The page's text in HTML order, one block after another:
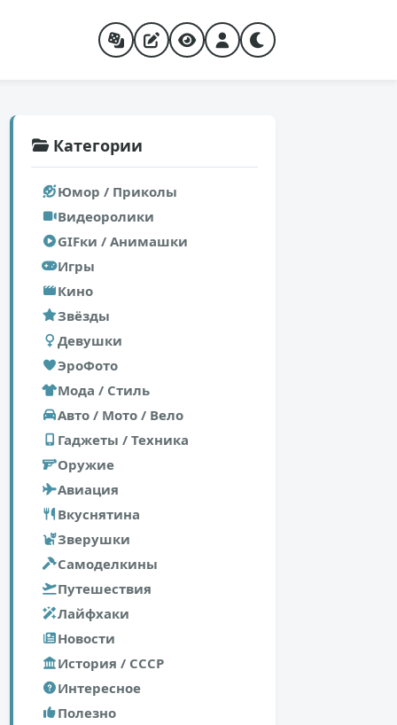
Категории
Юмор / Приколы
Видеоролики
GIFки / Анимашки
Игры
Кино
Звёзды
Девушки
ЭроФото
Мода / Стиль
Авто / Мото / Вело
Гаджеты / Техника
Оружие
Авиация
Вкуснятина
Зверушки
Самоделкины
Путешествия
Лайфхаки
Новости
История / СССР
Интересное
Полезно